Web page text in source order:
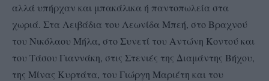
αλλά υπήρχαν και μπακάλικα ή παντοπωλεία στα
χωριά. Στα Λειβάδια του Λεωνίδα Μπεή, στο Βραχνού
του Νικόλαου Μήλα, στο Συνετί του Αντώνη Κοντού και
του Τάσου Γιαννάκη, στις Στενιές της Διαμάντης Βήχου,
της Μίνας Κυρτάτα, του Γιώργη Μαριέτη και του